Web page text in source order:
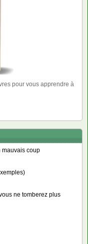
pour vous apprendre à
mauvais coup
ne tomberez plus